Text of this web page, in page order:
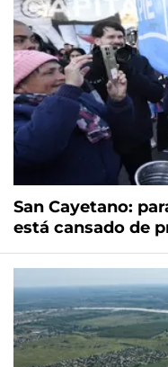
San Cayetano:
está cansado de